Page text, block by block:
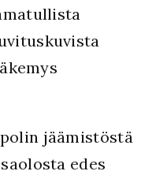
jäämistöstä
edes